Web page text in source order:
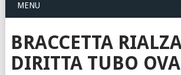
MENU
BRACCETTA
DIRITTA TUBO